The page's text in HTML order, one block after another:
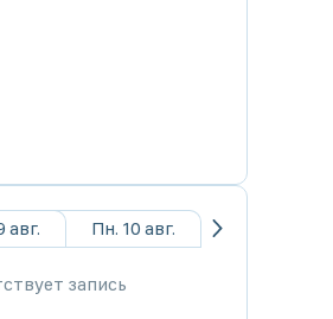
авг. Пн. 10 авг.
запись